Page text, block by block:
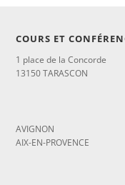
COURS ET
1 place de la Concorde
13150 TARASCON
AVIGNON
AIX-EN-PROVENCE